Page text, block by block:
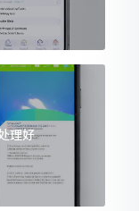
理好